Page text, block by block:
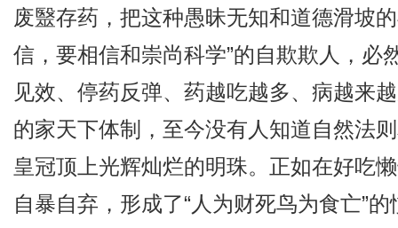
废毉存药，把这种愚昧无知和道德滑坡
信，要相信和崇尚科学”的自欺欺人，
见效、停药反弹、药越吃越多、病越来
的家天下体制，至今没有人知道自然法
皇冠顶上光辉灿烂的明珠。正如在好吃
自暴自弃，形成了“人为财死鸟为食亡”